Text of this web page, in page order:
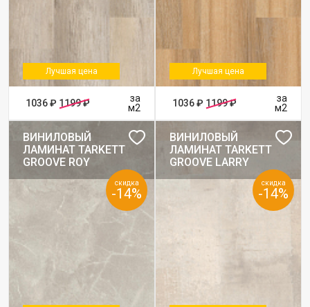
Лучшая цена
1036 ₽ 1199 ₽
за
м2
Лучшая цена
1036 ₽ 1199 ₽
за
м2
ВИНИЛОВЫЙ
ЛАМИНАТ TARKETT
GROOVE ROY
скидка
-14%
ВИНИЛОВЫЙ
ЛАМИНАТ TARKETT
GROOVE LARRY
скидка
-14%